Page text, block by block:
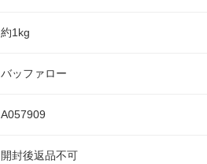
約1kg
バッファロー
A057909
開封後返品不可